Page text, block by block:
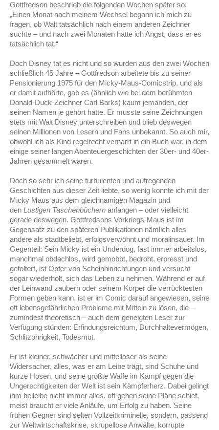
Gottfredson beschrieb die folgenden Wochen später so:
„Einen Monat nach meinem Wechsel begann ich mich zu
fragen, ob Walt tatsächlich nach einem anderen Zeichner
suchte – und nach zwei Monaten hatte ich Angst, dass er es
tatsächlich tat.“
Doch Disney tat es nicht und so wurden aus den zwei Wochen
schließlich 45 Jahre – Gottfredson arbeitete bis zu seiner
Pensionierung 1975 für den Micky-Maus-Comicstrip, und als
er damit aufhörte, gab es (ähnlich wie bei dem berühmten
Donald-Duck-Zeichner Carl Barks) kaum jemanden, der
seinen Namen je gehört hatte. Er musste seine Zeichnungen
stets mit Walt Disney unterschreiben und blieb deswegen
seinen Millionen von Lesern und Fans unbekannt. So auch mir,
obwohl ich als Kind regelrecht vernarrt in ein Buch war, in dem
einige seiner langen Abenteuergeschichten der 30er- und 40er-
Jahren gesammelt waren.
Doch so sehr ich seine turbulenten und aufregenden
Geschichten aus dieser Zeit liebte, so wenig konnte ich mit der
Micky Maus aus dem gleichnamigen Magazin und
den Lustigen Taschenbüchern anfangen – oder vielleicht
gerade deswegen. Gottfredsons Vorkriegs-Maus ist im
Gegensatz zu den späteren Publikationen nämlich alles
andere als stadtbeliebt, erfolgsverwöhnt und moralinsauer. Im
Gegenteil: Sein Micky ist ein Underdog, fast immer arbeitslos,
manchmal obdachlos, wird gemobbt, bedroht, erpresst und
gefoltert, ist Opfer von Scheinhinrichtungen und versucht
sogar wiederholt, sich das Leben zu nehmen. Während er auf
der Leinwand zaubern oder seinem Körper die verrücktesten
Formen geben kann, ist er im Comic darauf angewiesen, seine
oft lebensgefährlichen Probleme mit Mitteln zu lösen, die –
zumindest theoretisch – auch dem geneigten Leser zur
Verfügung stünden: Erfindungsreichtum, Durchhaltevermögen,
Schlitzohrigkeit, Todesmut.
Er ist kleiner, schwächer und mittelloser als seine
Widersacher, alles, was er am Leibe trägt, sind Schuhe und
kurze Hosen, und seine größte Waffe im Kampf gegen die
Ungerechtigkeiten der Welt ist sein Kämpferherz. Dabei gelingt
ihm beileibe nicht immer alles, oft gehen seine Pläne schief,
meist braucht er viele Anläufe, um Erfolg zu haben. Seine
frühen Gegner sind selten Vollzeitkriminelle, sondern, passend
zur Weltwirtschaftskrise, skrupellose Anwälte, korrupte